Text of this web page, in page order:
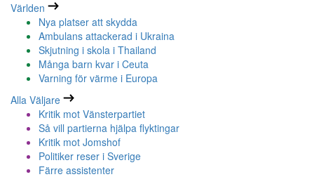
Världen
Nya platser att skydda
Ambulans attackerad i Ukraina
Skjutning i skola i Thailand
Många barn kvar i Ceuta
Varning för värme i Europa
Alla Väljare
Kritik mot Vänsterpartiet
Så vill partierna hjälpa flyktingar
Kritik mot Jomshof
Politiker reser i Sverige
Färre assistenter